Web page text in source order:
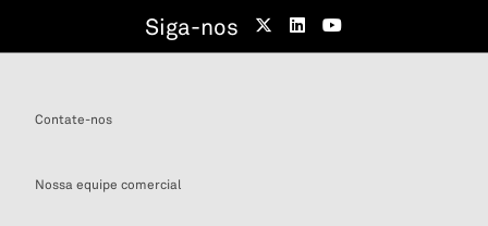
Siga-nos
Contate-nos
Nossa equipe comercial